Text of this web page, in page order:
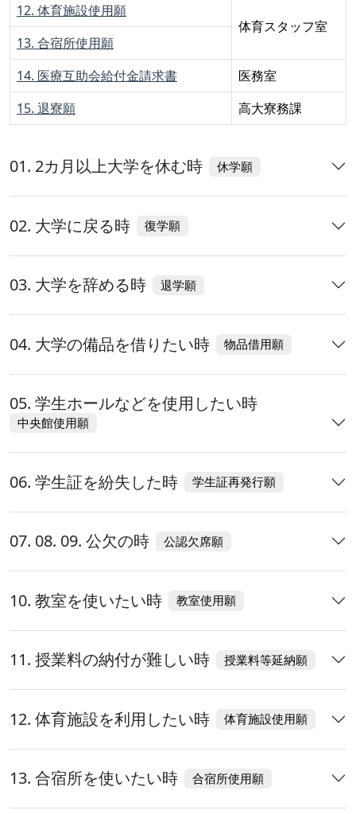
12. 体育施設使用願
体育スタッフ室
13. 合宿所使用願
14. 医療互助会給付金請求書
医務室
15. 退寮願
高大寮務課
01. 2カ月以上大学を休む時 休学願
02. 大学に戻る時 復学願
03. 大学を辞める時 退学願
04. 大学の備品を借りたい時 物品借用願
05. 学生ホールなどを使用したい時
中央館使用願
06. 学生証を紛失した時 学生証再発行願
07. 08. 09. 公欠の時 公認欠席願
10. 教室を使いたい時 教室使用願
11. 授業料の納付が難しい時 授業料等延納願
12. 体育施設を利用したい時 体育施設使用願
13. 合宿所を使いたい時 合宿所使用願